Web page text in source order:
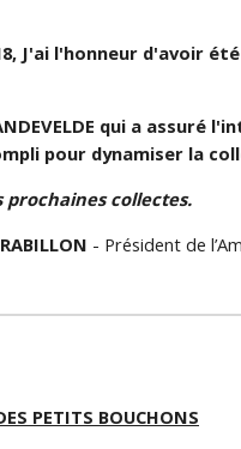
J'ai l'honneur d'avoir
qui a assuré
pour dynamiser la
collectes.
- Président de
PETITS BOUCHONS